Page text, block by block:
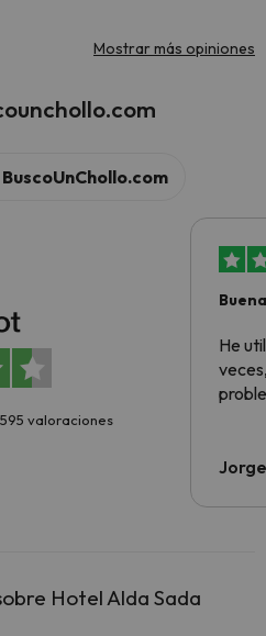
Mostrar más opiniones
BuscoUnChollo.com
valoraciones
He
Hotel Alda Sada